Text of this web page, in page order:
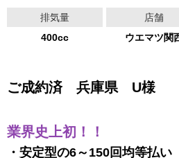
排気量
400cc
店舗
ウエマツ関
ご成約済 兵庫県 U様
業界史上初！！
・安定型の6～150回均等払い